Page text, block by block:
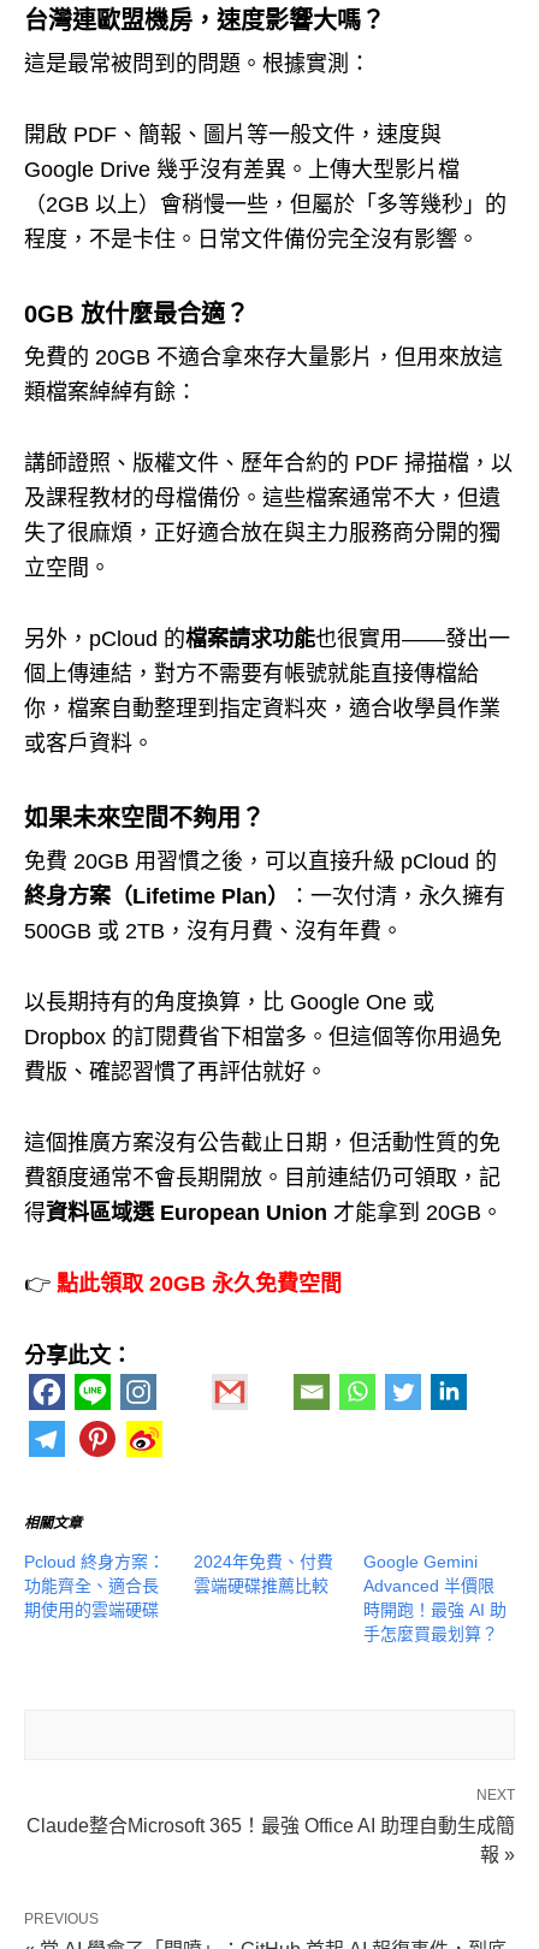
台灣連歐盟機房，速度影響大嗎？
這是最常被問到的問題。根據實測：
開啟 PDF、簡報、圖片等一般文件，速度與
Google Drive 幾乎沒有差異。上傳大型影片檔
（2GB 以上）會稍慢一些，但屬於「多等幾秒」的
程度，不是卡住。日常文件備份完全沒有影響。
0GB 放什麼最合適？
免費的 20GB 不適合拿來存大量影片，但用來放這
類檔案綽綽有餘：
講師證照、版權文件、歷年合約的 PDF 掃描檔，以
及課程教材的母檔備份。這些檔案通常不大，但遺
失了很麻煩，正好適合放在與主力服務商分開的獨
立空間。
另外，pCloud 的檔案請求功能也很實用——發出一
個上傳連結，對方不需要有帳號就能直接傳檔給
你，檔案自動整理到指定資料夾，適合收學員作業
或客戶資料。
如果未來空間不夠用？
免費 20GB 用習慣之後，可以直接升級 pCloud 的
終身方案（Lifetime Plan）
：一次付清，永久擁有
500GB 或 2TB，沒有月費、沒有年費。
以長期持有的角度換算，比 Google One 或
Dropbox 的訂閱費省下相當多。但這個等你用過免
費版、確認習慣了再評估就好。
這個推廣方案沒有公告截止日期，但活動性質的免
費額度通常不會長期開放。目前連結仍可領取，記
得資料區域選 European Union 才能拿到 20GB。
👉 點此領取 20GB 永久免費空間
分享此文：
相關文章
Pcloud 終身方案：
功能齊全、適合長
期使用的雲端硬碟
2024年免費、付費
雲端硬碟推薦比較
Google Gemini
Advanced 半價限
時開跑！最強 AI 助
手怎麼買最划算？
NEXT
Claude整合Microsoft 365！最強 Office AI 助理自動生成簡
報 »
PREVIOUS